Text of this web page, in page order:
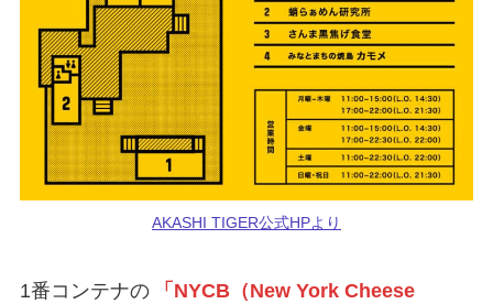
AKASHI TIGER公式HPより
1番コンテナの
「NYCB（New York Cheese